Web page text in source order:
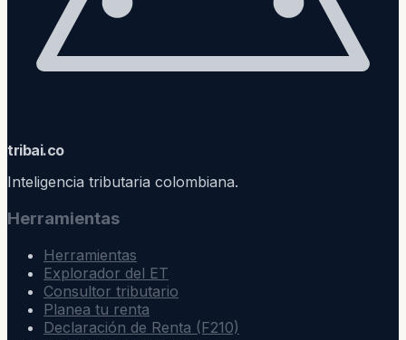
tribai.co
Inteligencia tributaria colombiana.
Herramientas
Herramientas
Explorador del ET
Consultor tributario
Planea tu renta
Declaración de Renta (F210)